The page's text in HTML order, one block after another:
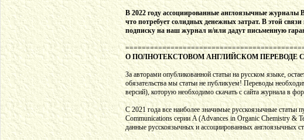
В 2022 году ассоциированные англоязычные журналы
что потребует солидных денежных затрат. В этой
подписку на наш журнал и/или дадут письменную
О ПОЛНОТЕКСТОВОМ АНГЛИЙСКОМ
За авторами опубликованной статьи на русском языке,
обязательства мы статьи не публикуем! Переводы
версий), которую необходимо скачать с сайта журнала в
С 2021 года все наиболее значимые русскоязычные
Communications серии A (Advances in Organic Chemistry &
данные русскоязычных и ассоциированных англоязычных